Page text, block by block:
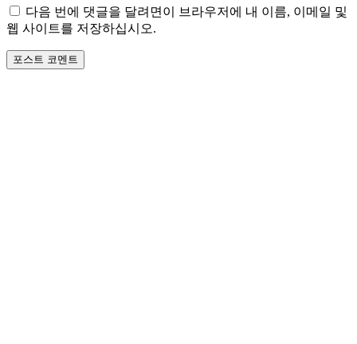
트
다음 번에 댓글을 달려면이 브라우저에 내 이름, 이메일 및
웹 사이트를 저장하십시오.